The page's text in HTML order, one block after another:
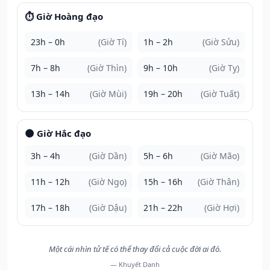
⏱️ Giờ Hoàng đạo
23h – 0h (Giờ Tí) 1h – 2h (Giờ Sửu)
7h – 8h (Giờ Thìn) 9h – 10h (Giờ Tỵ)
13h – 14h (Giờ Mùi) 19h – 20h (Giờ Tuất)
🌑 Giờ Hắc đạo
3h – 4h (Giờ Dần) 5h – 6h (Giờ Mão)
11h – 12h (Giờ Ngọ) 15h – 16h (Giờ Thân)
17h – 18h (Giờ Dậu) 21h – 22h (Giờ Hợi)
Một cái nhìn tử tế có thể thay đổi cả cuộc đời ai đó.
— Khuyết Danh